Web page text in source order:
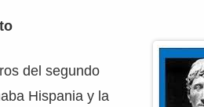
del segundo
Hispania y la